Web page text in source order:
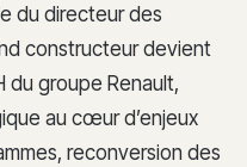
du directeur des
constructeur devient
du groupe Renault,
au cœur d’enjeux
reconversion des